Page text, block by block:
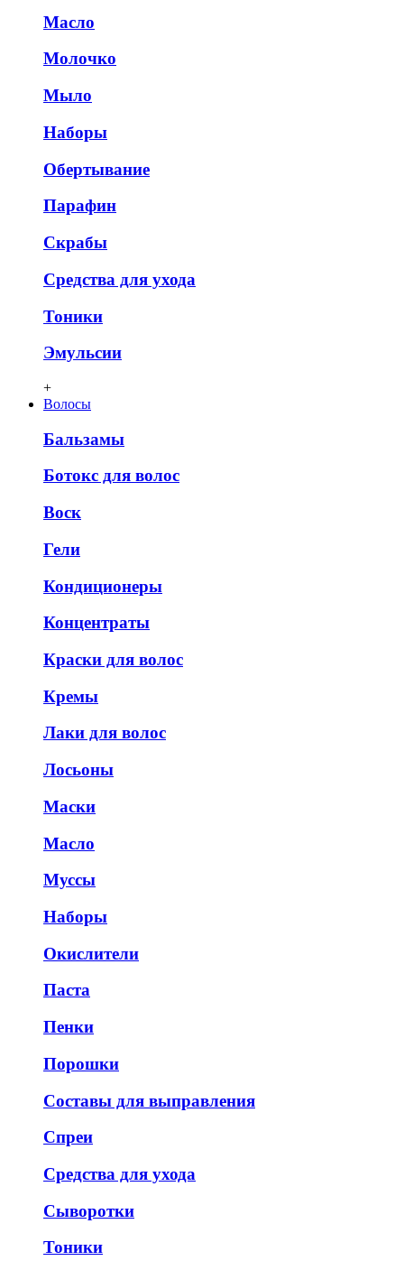
Масло
Молочко
Мыло
Наборы
Обертывание
Парафин
Скрабы
Средства для ухода
Тоники
Эмульсии
+
Волосы
Бальзамы
Ботокс для волос
Воск
Гели
Кондиционеры
Концентраты
Краски для волос
Кремы
Лаки для волос
Лосьоны
Маски
Масло
Муссы
Наборы
Окислители
Паста
Пенки
Порошки
Составы для выправления
Спреи
Средства для ухода
Сыворотки
Тоники